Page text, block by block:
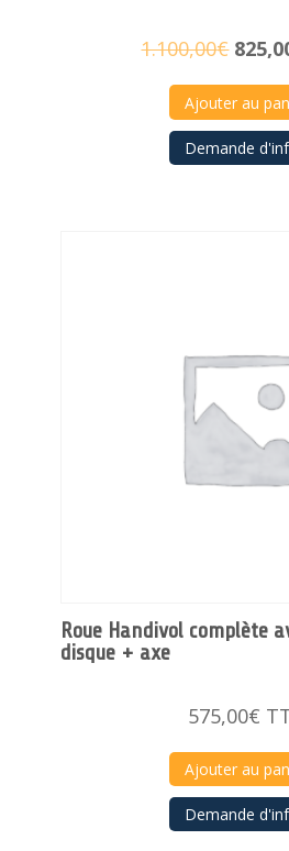
1.100,00€ Le
initial
était :
Ajouter au
Demande
Roue Handivol complète
disque + axe
575,00€
Ajouter au
Demande